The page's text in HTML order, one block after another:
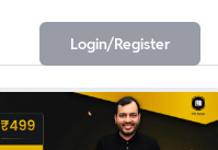
Login/Register